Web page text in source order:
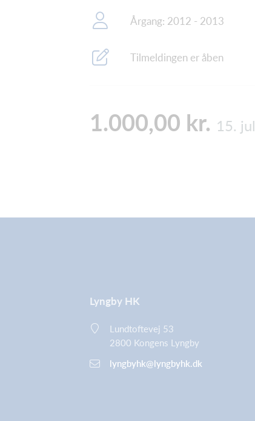
Årgang: 2012 - 2013
Tilmeldingen er åben
1.000,00 kr. 15. jul
Lyngby HK
Lundtoftevej 53
2800 Kongens Lyngby
lyngbyhk@lyngbyhk.dk